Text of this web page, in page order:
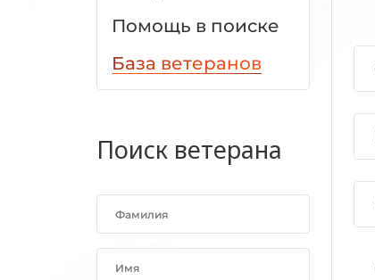
Помощь в поиске
База ветеранов
Поиск ветерана